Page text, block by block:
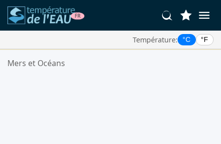
Température: °C °F
Vos Lieux Favoris:
Mers et Océans